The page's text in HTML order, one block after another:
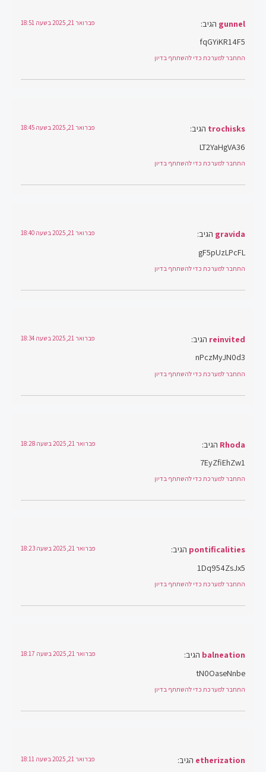
gunnel הגיב: פברואר 21, 2025 בשעה 18:51
fqGYiKR14F5
התחבר למערכת כדי להשתתף בדיון
trochisks הגיב: פברואר 21, 2025 בשעה 18:45
LT2YaHgVA36
התחבר למערכת כדי להשתתף בדיון
gravida הגיב: פברואר 21, 2025 בשעה 18:40
gF5pUzLPcFL
התחבר למערכת כדי להשתתף בדיון
reinvited הגיב: פברואר 21, 2025 בשעה 18:34
nPczMyJN0d3
התחבר למערכת כדי להשתתף בדיון
Rhoda הגיב: פברואר 21, 2025 בשעה 18:28
7EyZfiEhZw1
התחבר למערכת כדי להשתתף בדיון
pontificalities הגיב: פברואר 21, 2025 בשעה 18:23
1Dq954ZsJx5
התחבר למערכת כדי להשתתף בדיון
balneation הגיב: פברואר 21, 2025 בשעה 18:17
tN0OaseNnbe
התחבר למערכת כדי להשתתף בדיון
etherization הגיב: פברואר 21, 2025 בשעה 18:11